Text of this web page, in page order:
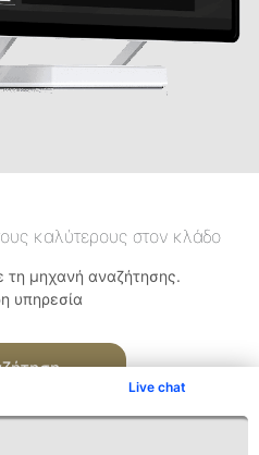
Live chat
καλύτερους στον κλάδο
τη μηχανή αναζήτησης.
υπηρεσία